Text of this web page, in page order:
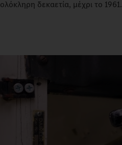
ολόκληρη δεκαετία, μέχρι το 1961.